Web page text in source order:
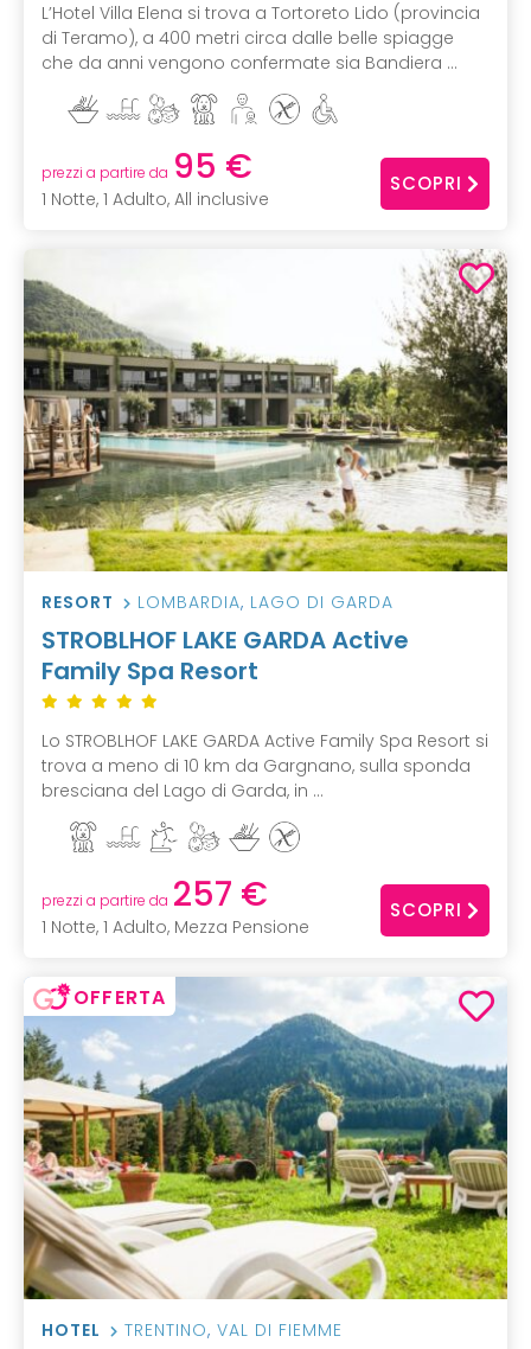
L’Hotel Villa Elena si trova a Tortoreto Lido (provincia
di Teramo), a 400 metri circa dalle belle spiagge
che da anni vengono confermate sia Bandiera ...
prezzi a partire da 95 €
1 Notte, 1 Adulto, All inclusive
SCOPRI
RESORT LOMBARDIA, LAGO DI GARDA
STROBLHOF LAKE GARDA Active
Family Spa Resort
Lo STROBLHOF LAKE GARDA Active Family Spa Resort si
trova a meno di 10 km da Gargnano, sulla sponda
bresciana del Lago di Garda, in ...
prezzi a partire da 257 €
1 Notte, 1 Adulto, Mezza Pensione
SCOPRI
OFFERTA
HOTEL TRENTINO, VAL DI FIEMME